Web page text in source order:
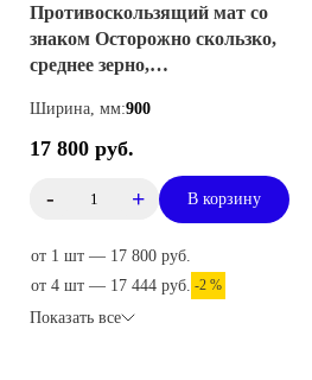
Противоскользящий мат со
знаком Осторожно скользко,
среднее зерно,
Ширина, мм:900
17 800 руб.
- + В корзину
от 1 шт — 17 800 руб.
от 4 шт — 17 444 руб. -2 %
Показать все